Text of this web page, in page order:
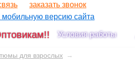
заказать звонок
мобильную версию сайта
Условия работы
для взрослых →